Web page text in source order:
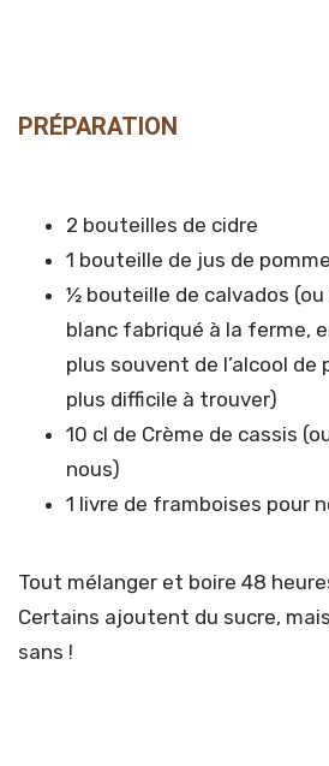
PRÉPARATION
2 bouteilles de cidre
1 bouteille de jus de
½ bouteille de calvados
blanc fabriqué à la ferme,
plus souvent de l’alcool de
plus difficile à trouver)
10 cl de Crème de cassis
nous)
1 livre de framboises pour
Tout mélanger et boire 48
Certains ajoutent du sucre,
sans !